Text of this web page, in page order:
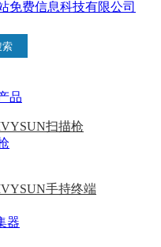
索
品
扫描枪
手持终端
器